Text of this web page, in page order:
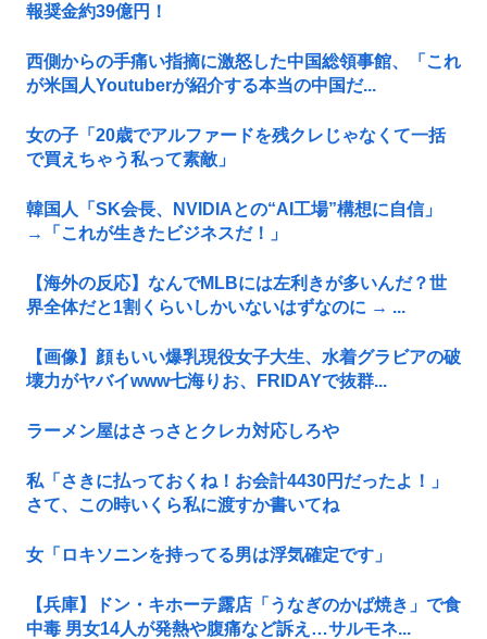
報奨金約39億円！
西側からの手痛い指摘に激怒した中国総領事館、「これ
が米国人Youtuberが紹介する本当の中国だ...
女の子「20歳でアルファードを残クレじゃなくて一括
で買えちゃう私って素敵」
韓国人「SK会長、NVIDIAとの“AI工場”構想に自信」
→「これが生きたビジネスだ！」
【海外の反応】なんでMLBには左利きが多いんだ？世
界全体だと1割くらいしかいないはずなのに → ...
【画像】顔もいい爆乳現役女子大生、水着グラビアの破
壊力がヤバイwww七海りお、FRIDAYで抜群...
ラーメン屋はさっさとクレカ対応しろや
私「さきに払っておくね！お会計4430円だったよ！」
さて、この時いくら私に渡すか書いてね
女「ロキソニンを持ってる男は浮気確定です」
【兵庫】ドン・キホーテ露店「うなぎのかば焼き」で食
中毒 男女14人が発熱や腹痛など訴え…サルモネ...